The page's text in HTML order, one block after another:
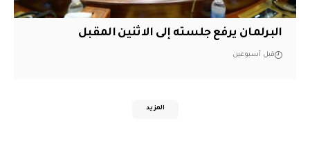
البرلمان يرفع جلسته إلى الاثنين المقبل
قبل أسبوعين
المزيد